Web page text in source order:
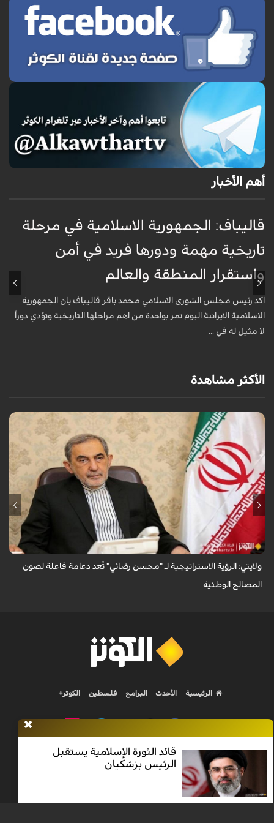
أهم الأخبار
قاليباف: الجمهورية الاسلامية في مرحلة
تاريخية مهمة ودورها فريد في أمن
واستقرار المنطقة والعالم
اكد رئيس مجلس الشورى الاسلامي محمد باقر قاليباف بان الجمهورية
الاسلامية الايرانية اليوم تمر بواحدة من اهم مراحلها التاريخية وتؤدي دوراً
لا مثيل له في ...
الأكثر مشاهدة
كتب مستشار قائد الثورة الإسلامية للشؤون الدولية "علي أكبر ولايتي"، في رسالة
هنأ فيها "محسن رضائي" بتعيينه أمينا للمجلس الأعلى للأمن القومي، قائلا:
ولايتي: الرؤية الاستراتيجية لـ "محسن رضائي" تُعد دعامة فاعلة لصون
المصالح الوطنية
قائد الثورة الإسلامية يستقبل
الرئيس بزشكيان
الرئيسية الأحدث البرامج فلسطين الكوثر+
Nilesat 11900 V | Badr 8 11747 V | Badr5 12284 V